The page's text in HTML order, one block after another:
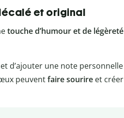
et original
touche d’humour et de
et d’ajouter une note personnelle
peuventfaire sourire et